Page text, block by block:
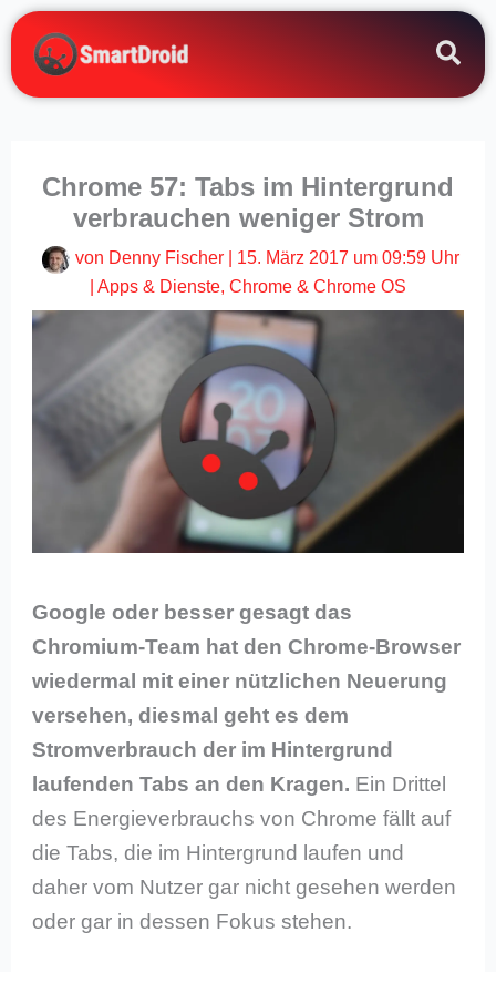
Zum
Inhalt
springen
Chrome 57: Tabs im Hintergrund
verbrauchen weniger Strom
von Denny Fischer
15. März 2017 um 09:59 Uhr
Apps & Dienste, Chrome & Chrome OS
Google oder besser gesagt das
Chromium-Team hat den Chrome-Browser
wiedermal mit einer nützlichen Neuerung
versehen, diesmal geht es dem
Stromverbrauch der im Hintergrund
laufenden Tabs an den Kragen. Ein Drittel
des Energieverbrauchs von Chrome fällt auf
die Tabs, die im Hintergrund laufen und
daher vom Nutzer gar nicht gesehen werden
oder gar in dessen Fokus stehen.